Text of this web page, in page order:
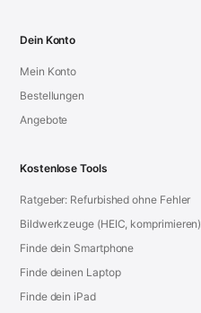
Dein Konto
Mein Konto
Bestellungen
Angebote
Kostenlose Tools
Ratgeber: Refurbished ohne Fehler
Bildwerkzeuge (HEIC, komprimieren)
Finde dein Smartphone
Finde deinen Laptop
Finde dein iPad